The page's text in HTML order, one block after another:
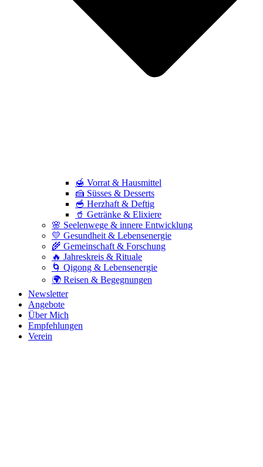
🍯 Vorrat & Hausmittel
🍰 Süsses & Desserts
🥣 Herzhaft & Deftig
🥤 Getränke & Elixiere
🌸 Seelenwege & innere Entwicklung
💛 Gesundheit & Lebensenergie
🌾 Gemeinschaft & Forschung
🔥 Jahreskreis & Rituale
🌀 Qigong & Lebensenergie
🌍 Reisen & Begegnungen
Newsletter
Angebote
Über Mich
Empfehlungen
Verein